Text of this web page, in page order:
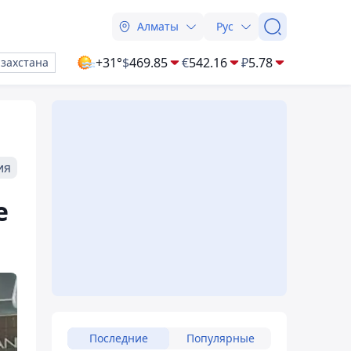
Алматы Рус
+31°$469.85 €542.16 ₽5.78
Последние Популярные